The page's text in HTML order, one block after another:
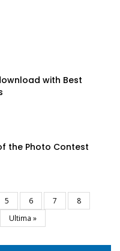
with Best
the Photo Contest
Page
5 Page
6 Page
7 Page
8
Last
page
Ultima »